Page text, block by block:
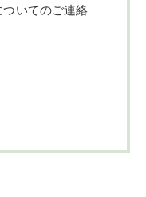
ついてのご連絡